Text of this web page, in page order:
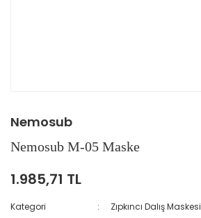
Nemosub
Nemosub M-05 Maske
1.985,71 TL
Kategori
Zıpkıncı Dalış Maskesi